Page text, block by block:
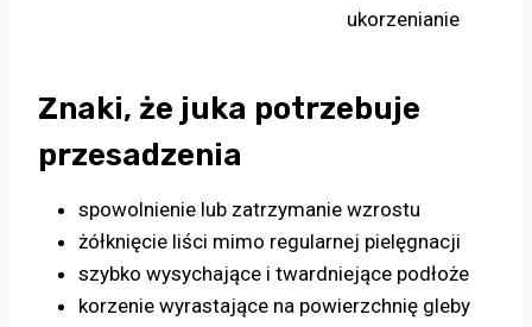
ukorzenianie
Znaki, że juka potrzebuje
przesadzenia
spowolnienie lub zatrzymanie wzrostu
żółknięcie liści mimo regularnej pielęgnacji
szybko wysychające i twardniejące podłoże
korzenie wyrastające na powierzchnię gleby